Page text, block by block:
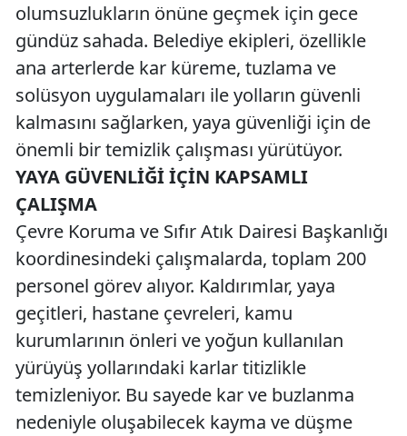
olumsuzlukların önüne geçmek için gece
gündüz sahada. Belediye ekipleri, özellikle
ana arterlerde kar küreme, tuzlama ve
solüsyon uygulamaları ile yolların güvenli
kalmasını sağlarken, yaya güvenliği için de
önemli bir temizlik çalışması yürütüyor.
YAYA GÜVENLİĞİ İÇİN KAPSAMLI
ÇALIŞMA
Çevre Koruma ve Sıfır Atık Dairesi Başkanlığı
koordinesindeki çalışmalarda, toplam 200
personel görev alıyor. Kaldırımlar, yaya
geçitleri, hastane çevreleri, kamu
kurumlarının önleri ve yoğun kullanılan
yürüyüş yollarındaki karlar titizlikle
temizleniyor. Bu sayede kar ve buzlanma
nedeniyle oluşabilecek kayma ve düşme